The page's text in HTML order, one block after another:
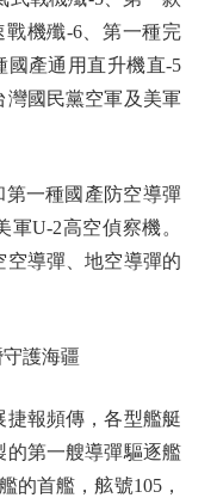
機殲-6、第一種完
國產通用直升機直-5
灣國民黨空軍及美軍
一種國產防空導彈
U-2高空偵察機。
空導彈、地空導彈的
護海疆
報頻傳，各型艦艇
的第一艘導彈驅逐艦
的首艦，舷號105，